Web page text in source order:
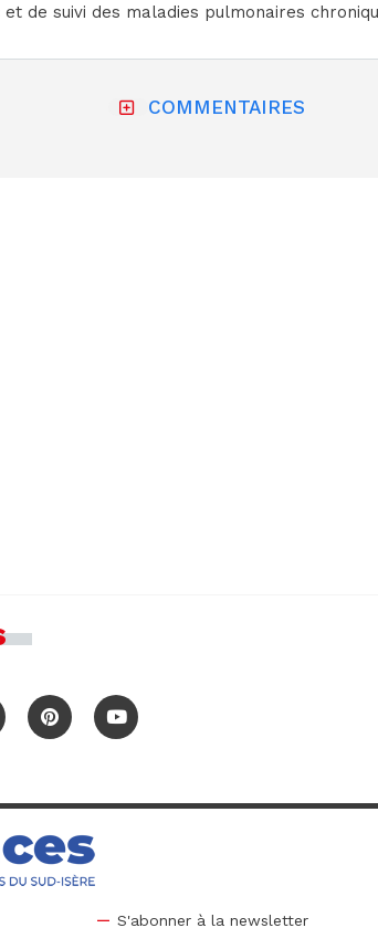
de suivi des maladies pulmonaires
COMMENTAIRES
S'abonner à la newsletter